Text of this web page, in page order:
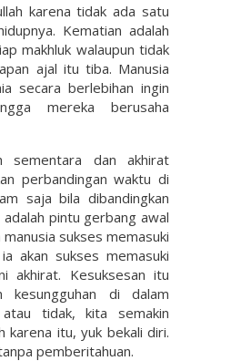
karena tidak ada satu
Kematian adalah
makhluk walaupun tidak
ajal itu tiba. Manusia
secara berlebihan ingin
mereka berusaha
sementara dan akhirat
perbandingan waktu di
saja bila dibandingkan
pintu gerbang awal
sukses memasuki
akan sukses memasuki
akhirat. Kesuksesan itu
di dalam
tidak, kita semakin
karena itu, yuk bekali diri.
pemberitahuan.